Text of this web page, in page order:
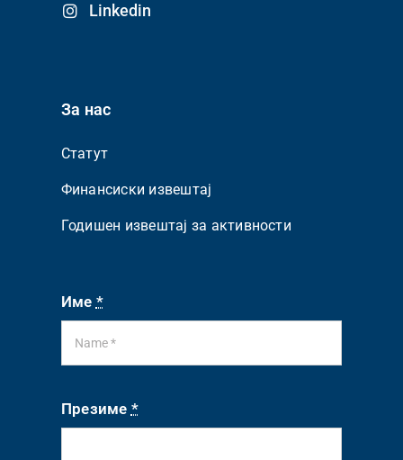
Linkedin
За нас
Статут
Финансиски извештај
Годишен извештај за активности
Име *
Презиме *